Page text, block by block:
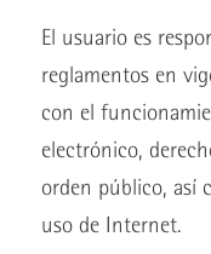
El usuario es
reglamentos en
con el
electrónico,
orden público, así
uso de Internet.